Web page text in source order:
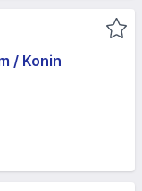
/ Konin